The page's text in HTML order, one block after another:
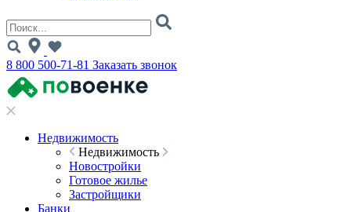
8 800 500-71-81 Заказать звонок
Недвижимость
Недвижимость
Новостройки
Готовое жилье
Застройщики
Банки